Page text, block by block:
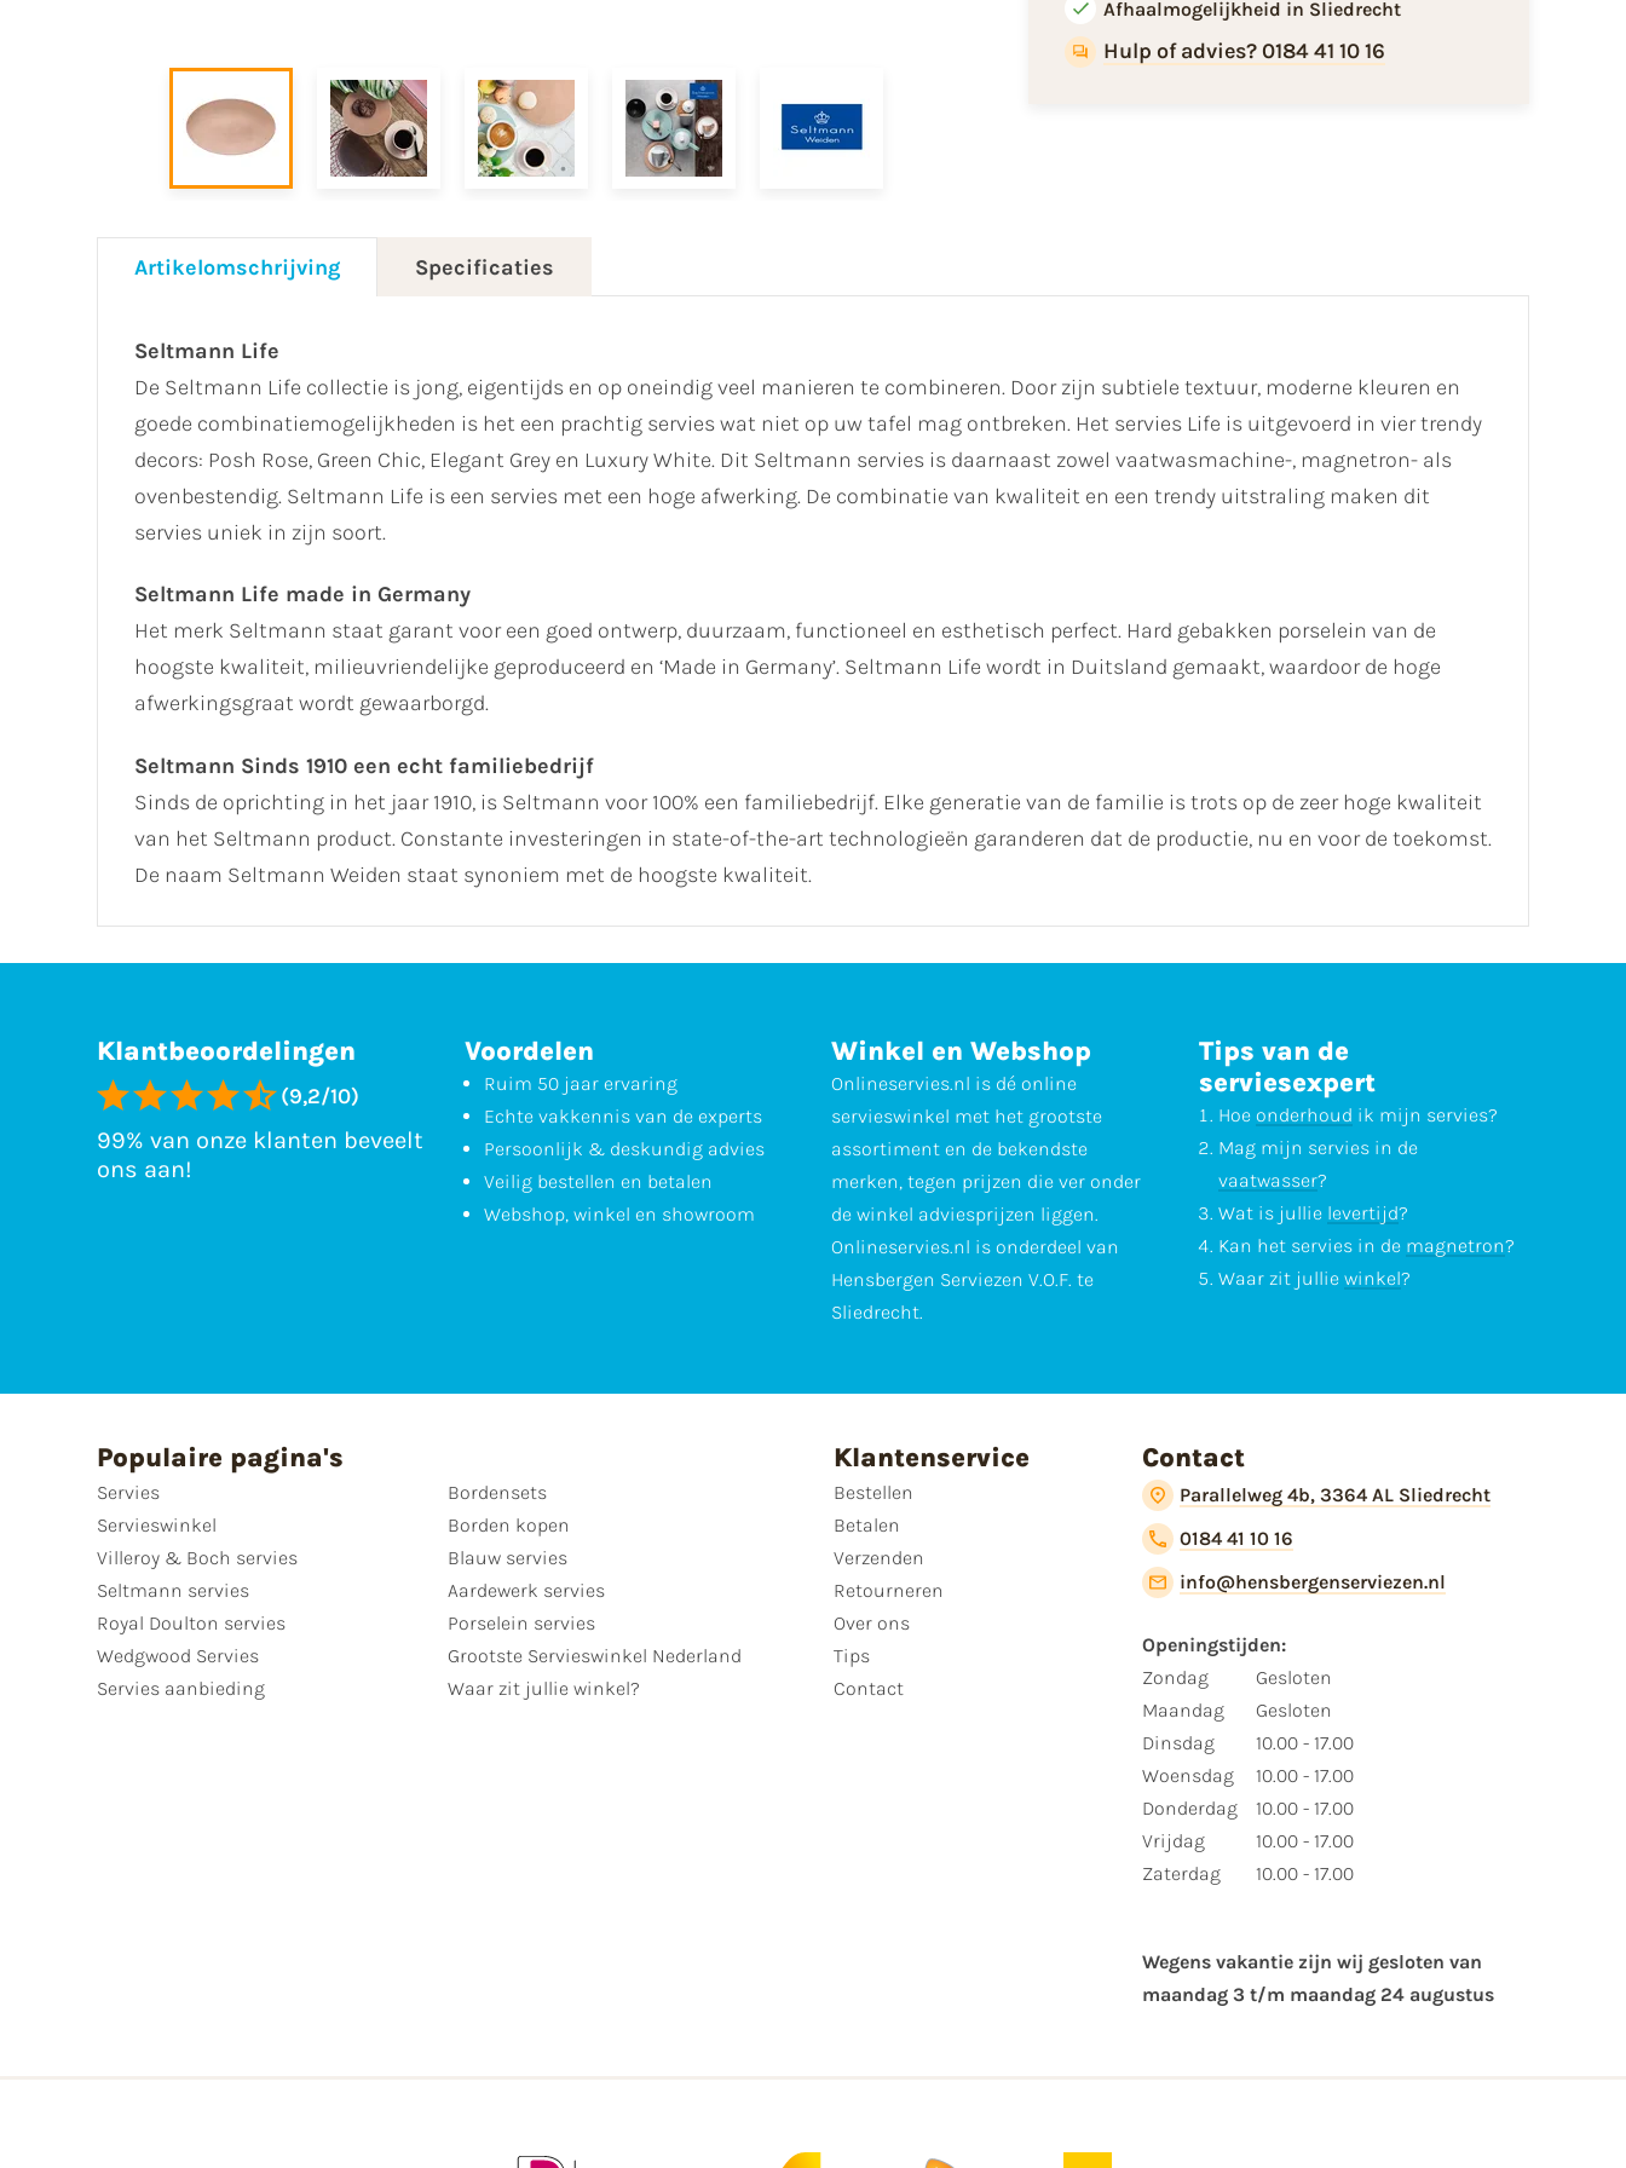
Afhaalmogelijkheid in Sliedrecht
Hulp of advies? 0184 41 10 16
Artikelomschrijving Specificaties
Seltmann Life
De Seltmann Life collectie is jong, eigentijds en op oneindig veel manieren te combineren. Door zijn subtiele textuur, moderne kleuren en
goede combinatiemogelijkheden is het een prachtig servies wat niet op uw tafel mag ontbreken. Het servies Life is uitgevoerd in vier trendy
decors: Posh Rose, Green Chic, Elegant Grey en Luxury White. Dit Seltmann servies is daarnaast zowel vaatwasmachine-, magnetron- als
ovenbestendig. Seltmann Life is een servies met een hoge afwerking. De combinatie van kwaliteit en een trendy uitstraling maken dit
servies uniek in zijn soort.
Seltmann Life made in Germany
Het merk Seltmann staat garant voor een goed ontwerp, duurzaam, functioneel en esthetisch perfect. Hard gebakken porselein van de
hoogste kwaliteit, milieuvriendelijke geproduceerd en ‘Made in Germany’. Seltmann Life wordt in Duitsland gemaakt, waardoor de hoge
afwerkingsgraat wordt gewaarborgd.
Seltmann Sinds 1910 een echt familiebedrijf
Sinds de oprichting in het jaar 1910, is Seltmann voor 100% een familiebedrijf. Elke generatie van de familie is trots op de zeer hoge kwaliteit
van het Seltmann product. Constante investeringen in state-of-the-art technologieën garanderen dat de productie, nu en voor de toekomst.
De naam Seltmann Weiden staat synoniem met de hoogste kwaliteit.
Klantbeoordelingen
(9,2/10)
99% van onze klanten beveelt
ons aan!
Voordelen
Ruim 50 jaar ervaring
Echte vakkennis van de experts
Persoonlijk & deskundig advies
Veilig bestellen en betalen
Webshop, winkel en showroom
Winkel en Webshop
Onlineservies.nl is dé online
servieswinkel met het grootste
assortiment en de bekendste
merken, tegen prijzen die ver onder
de winkel adviesprijzen liggen.
Onlineservies.nl is onderdeel van
Hensbergen Serviezen V.O.F. te
Sliedrecht.
Tips van de
serviesexpert
Hoe onderhoud ik mijn servies?
Mag mijn servies in de
vaatwasser?
Wat is jullie levertijd?
Kan het servies in de magnetron?
Waar zit jullie winkel?
Populaire pagina's
Servies
Servieswinkel
Villeroy & Boch servies
Seltmann servies
Royal Doulton servies
Wedgwood Servies
Servies aanbieding
Bordensets
Borden kopen
Blauw servies
Aardewerk servies
Porselein servies
Grootste Servieswinkel Nederland
Waar zit jullie winkel?
Klantenservice
Bestellen
Betalen
Verzenden
Retourneren
Over ons
Tips
Contact
Contact
Parallelweg 4b, 3364 AL Sliedrecht
0184 41 10 16
info@hensbergenserviezen.nl
Openingstijden:
Zondag
Maandag
Dinsdag
Woensdag
Donderdag
Vrijdag
Zaterdag
Gesloten
Gesloten
10.00 - 17.00
10.00 - 17.00
10.00 - 17.00
10.00 - 17.00
10.00 - 17.00
Wegens vakantie zijn wij gesloten van ​
maandag 3 t/m maandag 24 augustus